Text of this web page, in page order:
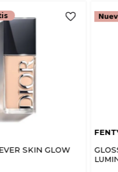
SKIN GLOW